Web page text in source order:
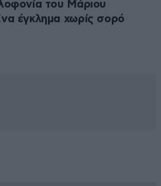
του Μάριου
έγκλημα χωρίς σορό